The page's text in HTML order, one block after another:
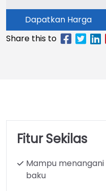
Dapatkan Harga
Fitur Sekilas
Mampu
baku